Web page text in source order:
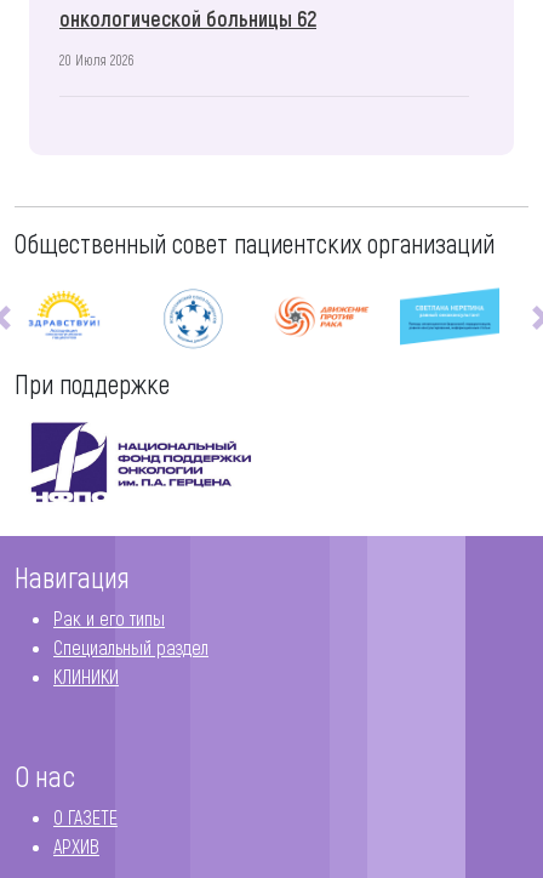
онкологической больницы 62
20 Июля 2026
Общественный совет пациентских организаций
При поддержке
Навигация
Рак и его типы
Специальный раздел
КЛИНИКИ
О нас
О ГАЗЕТЕ
АРХИВ